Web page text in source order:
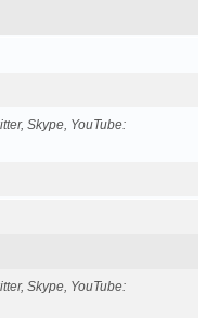
Skype, YouTube
Skype, YouTube